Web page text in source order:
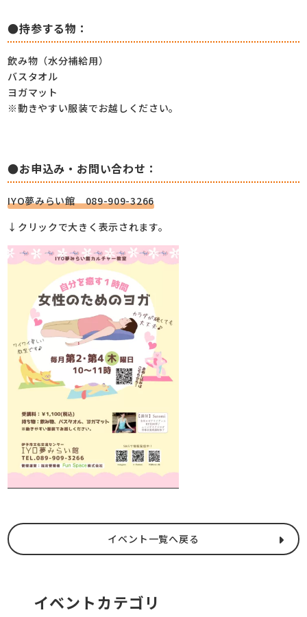
●持参する物：
飲み物（水分補給用）
バスタオル
ヨガマット
※動きやすい服装でお越しください。
●お申込み・お問い合わせ：
IYO夢みらい館 089-909-3266
↓クリックで大きく表示されます。
イベント一覧へ戻る
イベントカテゴリ